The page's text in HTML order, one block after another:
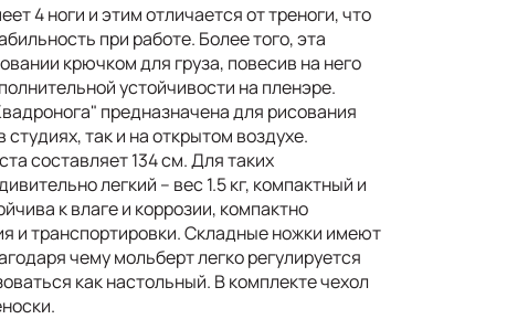
4 ноги и этим отличается от треноги, что
при работе. Более того, эта
крючком для груза, повесив на него
устойчивости на пленэре.
предназначена для рисования
так и на открытом воздухе.
составляет 134 см. Для таких
легкий – вес 1.5 кг, компактный и
к влаге и коррозии, компактно
и транспортировки. Складные ножки имеют
чему мольберт легко регулируется
как настольный. В комплекте чехол